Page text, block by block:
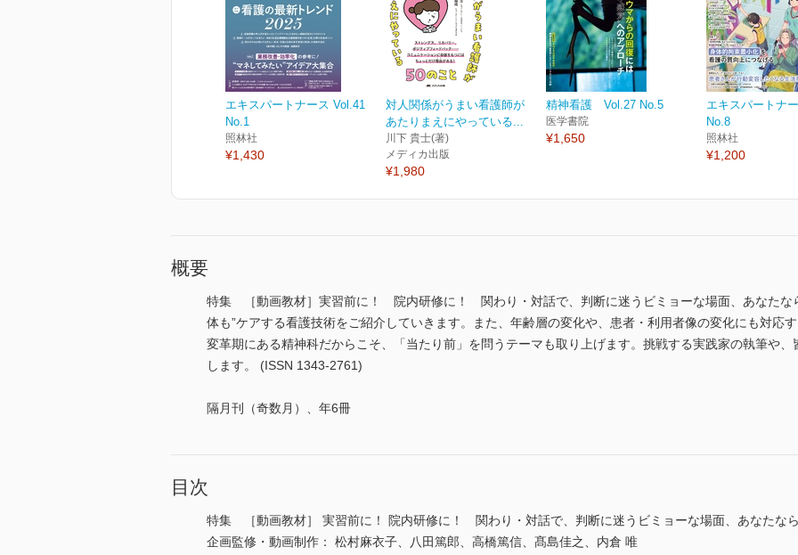
エキスパートナース Vol.41
No.1
照林社
¥1,430
対人関係がうまい看護師が
あたりまえにやっている...
川下 貴士(著)
メディカ出版
¥1,980
精神看護 Vol.27 No.5
医学書院
¥1,650
エキスパートナ
No.8
照林社
¥1,200
概要
特集 ［動画教材］実習前に！ 院内研修に！ 関わり・対話で、判断に迷うビミョーな場面、あなたな
体も”ケアする看護技術をご紹介していきます。また、年齢層の変化や、患者・利用者像の変化にも対応
変革期にある精神科だからこそ、「当たり前」を問うテーマも取り上げます。挑戦する実践家の執筆や
します。 (ISSN 1343-2761)
隔月刊（奇数月）、年6冊
目次
特集 ［動画教材］ 実習前に！ 院内研修に！ 関わり・対話で、判断に迷うビミョーな場面、あなたな
企画監修・動画制作： 松村麻衣子、八田篤郎、高橋篤信、髙島佳之、内倉 唯